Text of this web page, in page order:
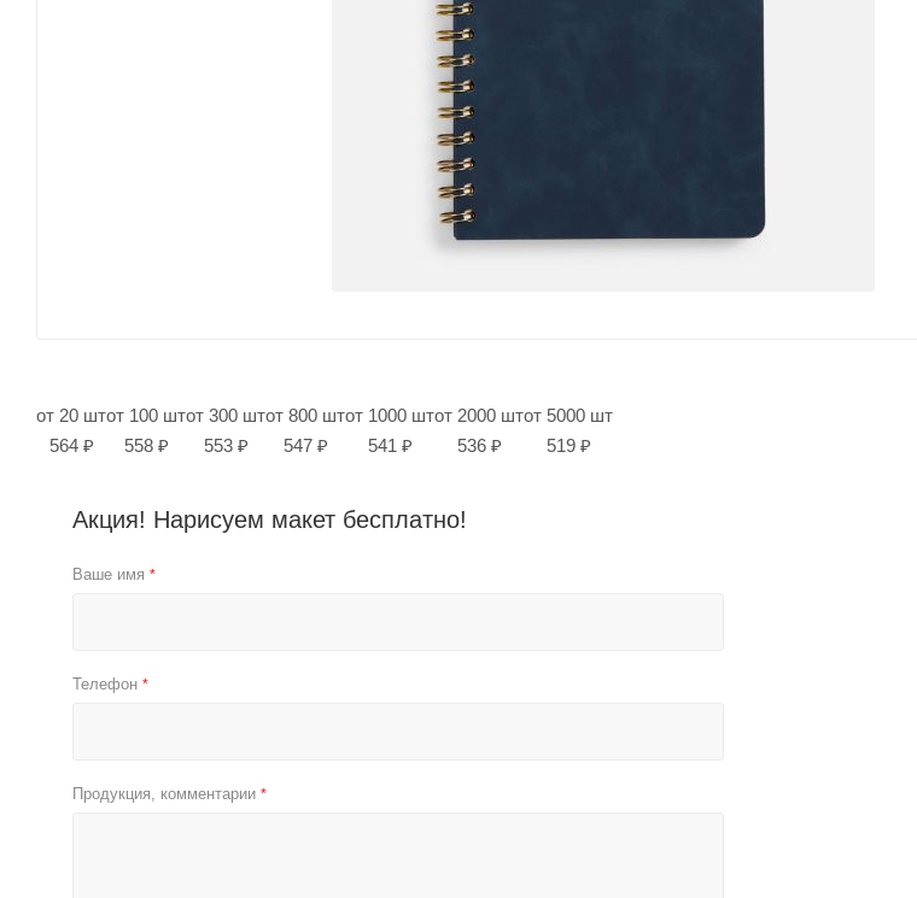
от 20 шт
564 ₽
от 100 шт
558 ₽
от 300 шт
553 ₽
от 800 шт
547 ₽
от 1000 шт
541 ₽
от 2000 шт
536 ₽
от 5000 шт
519 ₽
Акция! Нарисуем макет бесплатно!
Ваше имя *
Телефон *
Продукция, комментарии *